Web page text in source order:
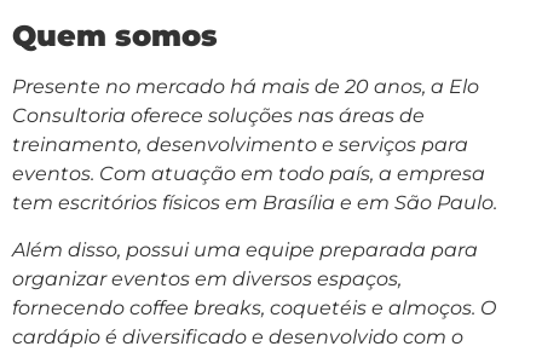
Quem somos
Presente no mercado há mais de 20 anos, a Elo
Consultoria oferece soluções nas áreas de
treinamento, desenvolvimento e serviços para
eventos. Com atuação em todo país, a empresa
tem escritórios físicos em Brasília e em São Paulo.
Além disso, possui uma equipe preparada para
organizar eventos em diversos espaços,
fornecendo coffee breaks, coquetéis e almoços. O
cardápio é diversificado e desenvolvido com o